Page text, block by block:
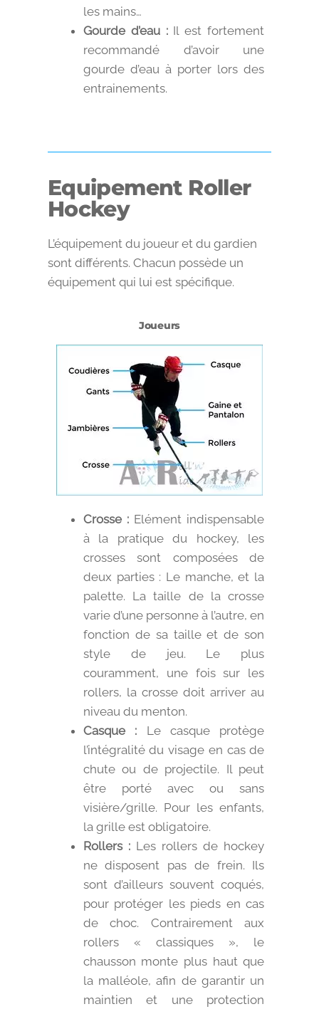
les mains…
Gourde d’eau :Il est fortement
recommandé d’avoir une
gourde d’eau à porter lors des
entrainements.
Equipement Roller
Hockey
L’équipement du joueur et du gardien
sont différents. Chacun possède un
équipement qui lui est spécifique.
Joueurs
Crosse :Elément indispensable
à la pratique du hockey, les
crosses sont composées de
deux parties : Le manche, et la
palette. La taille de la crosse
varie d’une personne à l’autre, en
fonction de sa taille et de son
style de jeu. Le plus
couramment, une fois sur les
rollers, la crosse doit arriver au
niveau du menton.
Casque : Le casque protège
l’intégralité du visage en cas de
chute ou de projectile. Il peut
être porté avec ou sans
visière/grille. Pour les enfants,
la grille est obligatoire.
Rollers :Les rollers de hockey
ne disposent pas de frein. Ils
sont d’ailleurs souvent coqués,
pour protéger les pieds en cas
de choc. Contrairement aux
rollers « classiques », le
chausson monte plus haut que
la malléole, afin de garantir un
maintien et une protection